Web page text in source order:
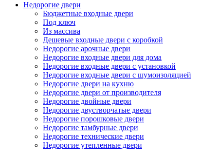
Недорогие двери
Бюджетные входные двери
Под ключ
Из массива
Дешевые входные двери с коробкой
Недорогие арочные двери
Недорогие входные двери для дома
Недорогие входные двери с установкой
Недорогие входные двери с шумоизоляцией
Недорогие двери на кухню
Недорогие двери от производителя
Недорогие двойные двери
Недорогие двустворчатые двери
Недорогие порошковые двери
Недорогие тамбурные двери
Недорогие технические двери
Недорогие утепленные двери